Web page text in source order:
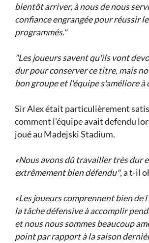
bientôt arriver, à nous de nous
confiance engrangée pour réussir
programmés."
"Les joueurs savent qu'ils vont
dur pour conserver ce titre, mais
bon groupe et l'équipe s'améliore à
Sir Alex était particulièrement
comment l'équipe avait defendu
joué au Madejski Stadium.
«Nous avons dû travailler très dur
extrêmement bien défendu", a t-il
«Les joueurs comprennent bien de
la tâche défensive à accomplir
et nous nous sommes beaucoup
point par rapport à la saison